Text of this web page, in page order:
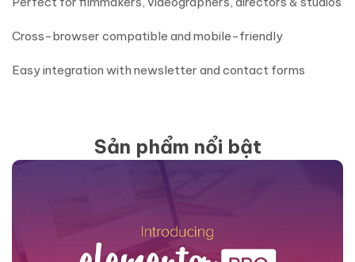
Cross-browser compatible and mobile-friendly
Easy integration with newsletter and contact forms
Sản phẩm nổi bật